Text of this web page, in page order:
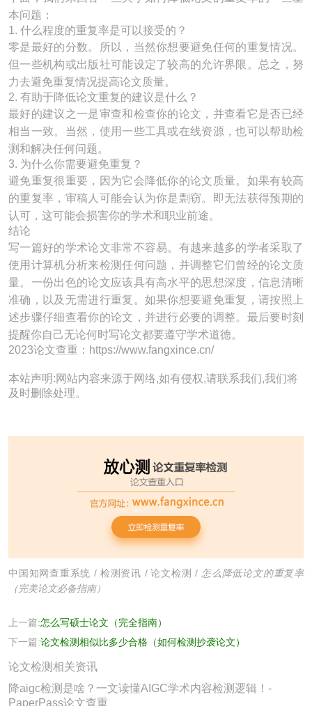
本问题：
1. 什么程度的重复率是可以接受的？
零是最好的分数。所以，当然你想要避免任何的重复情况。
但一些机构或出版社可能设定了较高的允许界限。总之，努
力去避免重复情况提高论文质量。
2. 有助于降低论文重复的建议是什么？
最好的建议之一是审查和检查你的论文，并查看它是否已经
相当一致。当然，使用一些工具或在线资源，也可以帮助检
测和解决任何问题。
3. 为什么你需要避免重复？
避免重复很重要，因为它会降低你的论文质量。如果有较高
的重复率，审稿人可能会认为你是剽窃。即无法获得预期的
认可，这可能会损害你的学术和职业前途。
结论
写一篇好的学术论文非常不容易。有越来越多的学者采取了
使用计算机分析来检测任何问题，并调整它们曾经的论文质
量。一份出色的论文应该具有高水平的思想深度，信息清晰
准确，以及无需进行重复。如果你想要避免重复，请按照上
述步骤仔细查看你的论文，并进行必要的调整。最后要时刻
提醒你自己无论何时写论文都要遵守学术道德。
2023论文查重：https://www.fangxince.cn/
本站声明:网站内容来源于网络,如有侵权,请联系我们,我们将
及时删除处理。
中国知网查重系统 / 检测资讯 /论文检测 / 怎么降低论文的重复率
（完美论文必备指南）
上一篇:怎么写硕士论文（完全指南）
下一篇:论文检测相似比多少合格（如何检测抄袭论文）
论文检测相关资讯
降aigc检测是啥？一文读懂AIGC学术内容检测逻辑！-
PaperPass论文查重